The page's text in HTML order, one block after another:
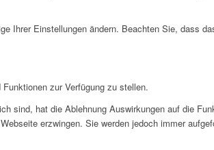
Ihrer Einstellungen ändern. Beachten Sie, dass
zur Verfügung zu stellen.
sind, hat die Ablehnung Auswirkungen auf die
erzwingen. Sie werden jedoch immer